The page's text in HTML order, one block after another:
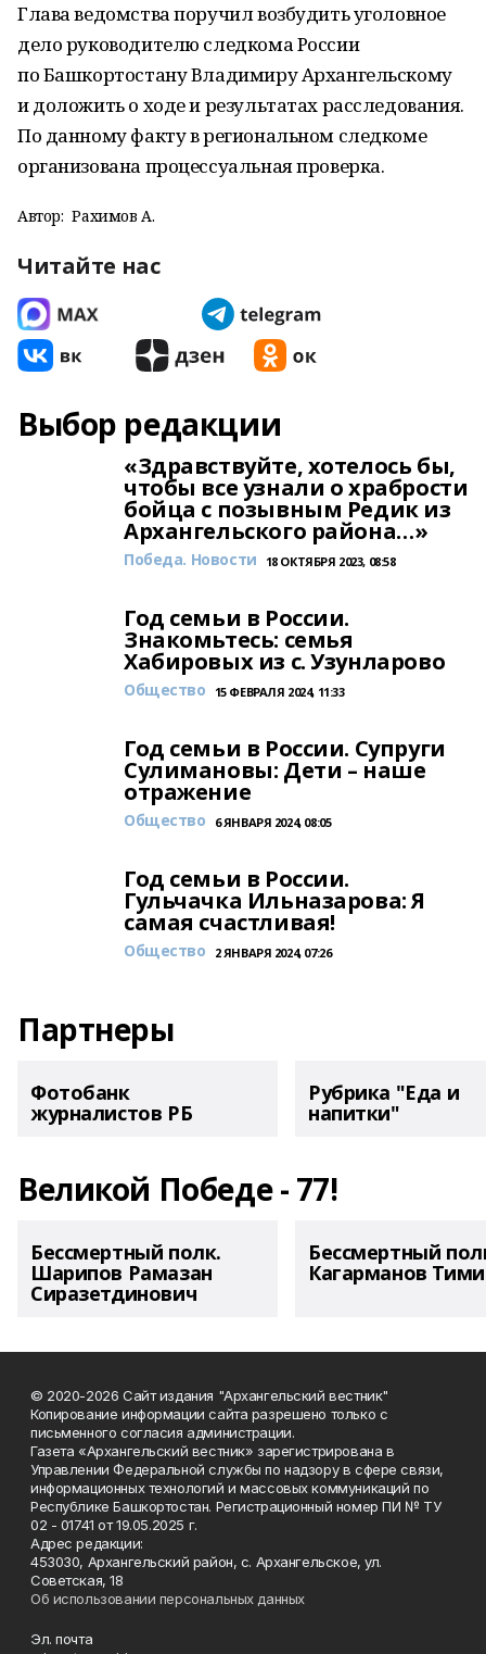
Глава ведомства поручил возбудить уголовное
дело руководителю следкома России
по Башкортостану Владимиру Архангельскому
и доложить о ходе и результатах расследования.
По данному факту в региональном следкоме
организована процессуальная проверка.
Автор: Рахимов А.
Читайте нас
Выбор редакции
«Здравствуйте, хотелось бы,
чтобы все узнали о храбрости
бойца с позывным Редик из
Архангельского района…»
Победа. Новости 18 ОКТЯБРЯ 2023, 08:58
Год семьи в России.
Знакомьтесь: семья
Хабировых из с. Узунларово
Общество 15 ФЕВРАЛЯ 2024, 11:33
Год семьи в России. Супруги
Сулимановы: Дети – наше
отражение
Общество 6 ЯНВАРЯ 2024, 08:05
Год семьи в России.
Гульчачка Ильназарова: Я
самая счастливая!
Общество 2 ЯНВАРЯ 2024, 07:26
Партнеры
Фотобанк
журналистов РБ
Рубрика "Еда и
напитки"
Великой Победе - 77!
Бессмертный полк.
Шарипов Рамазан
Сиразетдинович
Бессмертный
Кагарманов
© 2020-2026 Сайт издания "Архангельский вестник"
Копирование информации сайта разрешено только с
письменного согласия администрации.
Газета «Архангельский вестник» зарегистрирована в
Управлении Федеральной службы по надзору в сфере связи,
информационных технологий и массовых коммуникаций по
Республике Башкортостан. Регистрационный номер ПИ № ТУ
02 - 01741 от 19.05.2025 г.
Адрес редакции:
453030, Архангельский район, с. Архангельское, ул.
Советская, 18
Об использовании персональных данных
Эл. почта